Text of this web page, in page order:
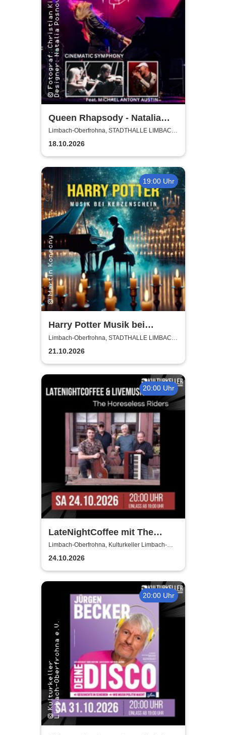
Queen Rhapsody - Natalia
Posnova und Michael Antony
Austin - Cinematic Symphony
Limbach-Oberfrohna, STADTHALLE LIMBACH-
OBERFROHNA
18.10.2026
19:00 Uhr
Harry Potter Musik bei
Kerzenschein
Limbach-Oberfrohna, STADTHALLE LIMBACH-
OBERFROHNA
21.10.2026
20:00 Uhr
LateNightCoffee mit The
Horseless Riders
Limbach-Oberfrohna, Kulturkeller Limbach-
Oberfrohna
24.10.2026
20:00 Uhr